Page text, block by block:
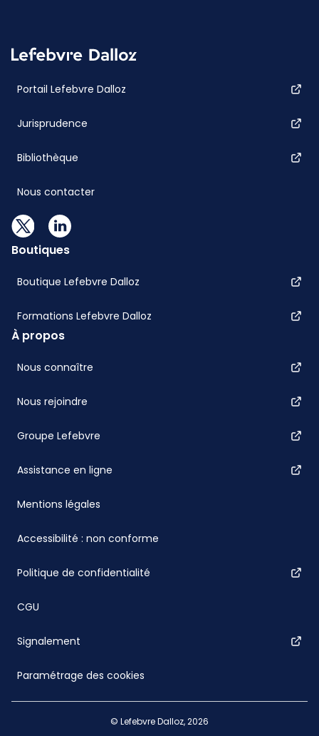
Portail Lefebvre Dalloz
Jurisprudence
Bibliothèque
Nous contacter
Boutiques
Boutique Lefebvre Dalloz
Formations Lefebvre Dalloz
À propos
Nous connaître
Nous rejoindre
Groupe Lefebvre
Assistance en ligne
Mentions légales
Accessibilité : non conforme
Politique de confidentialité
CGU
Signalement
Paramétrage des cookies
© Lefebvre Dalloz, 2026